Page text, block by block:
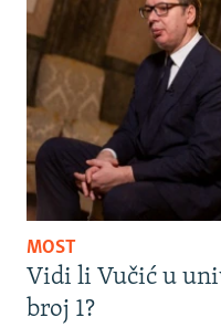
MOST
Vidi li Vučić u
broj 1?